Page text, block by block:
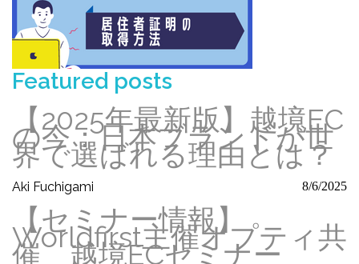
Featured posts
【2025年最新版】越境EC
の今：日本ブランドが世
界で選ばれる理由とは？
Aki Fuchigami 8/6/2025
【セミナー情報】
Worldfirst主催オプティ共
催 越境ECセミナー